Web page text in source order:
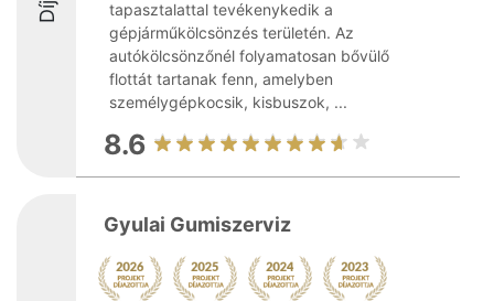
tapasztalattal tevékenykedik a
gépjárműkölcsönzés területén. Az
autókölcsönzőnél folyamatosan bővülő
flottát tartanak fenn, amelyben
személygépkocsik, kisbuszok, ...
8.6
Gyulai Gumiszerviz